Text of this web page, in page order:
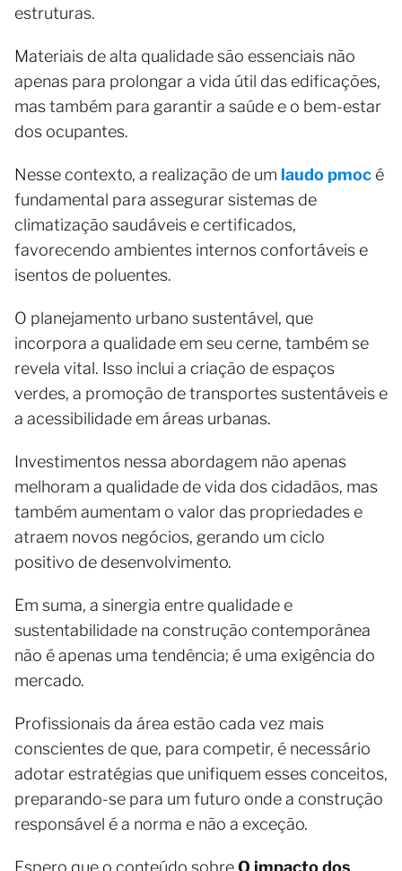
estruturas.
Materiais de alta qualidade são essenciais não
apenas para prolongar a vida útil das edificações,
mas também para garantir a saúde e o bem-estar
dos ocupantes.
Nesse contexto, a realização de um laudo pmoc é
fundamental para assegurar sistemas de
climatização saudáveis e certificados,
favorecendo ambientes internos confortáveis e
isentos de poluentes.
O planejamento urbano sustentável, que
incorpora a qualidade em seu cerne, também se
revela vital. Isso inclui a criação de espaços
verdes, a promoção de transportes sustentáveis e
a acessibilidade em áreas urbanas.
Investimentos nessa abordagem não apenas
melhoram a qualidade de vida dos cidadãos, mas
também aumentam o valor das propriedades e
atraem novos negócios, gerando um ciclo
positivo de desenvolvimento.
Em suma, a sinergia entre qualidade e
sustentabilidade na construção contemporânea
não é apenas uma tendência; é uma exigência do
mercado.
Profissionais da área estão cada vez mais
conscientes de que, para competir, é necessário
adotar estratégias que unifiquem esses conceitos,
preparando-se para um futuro onde a construção
responsável é a norma e não a exceção.
Espero que o conteúdo sobreO impacto dos